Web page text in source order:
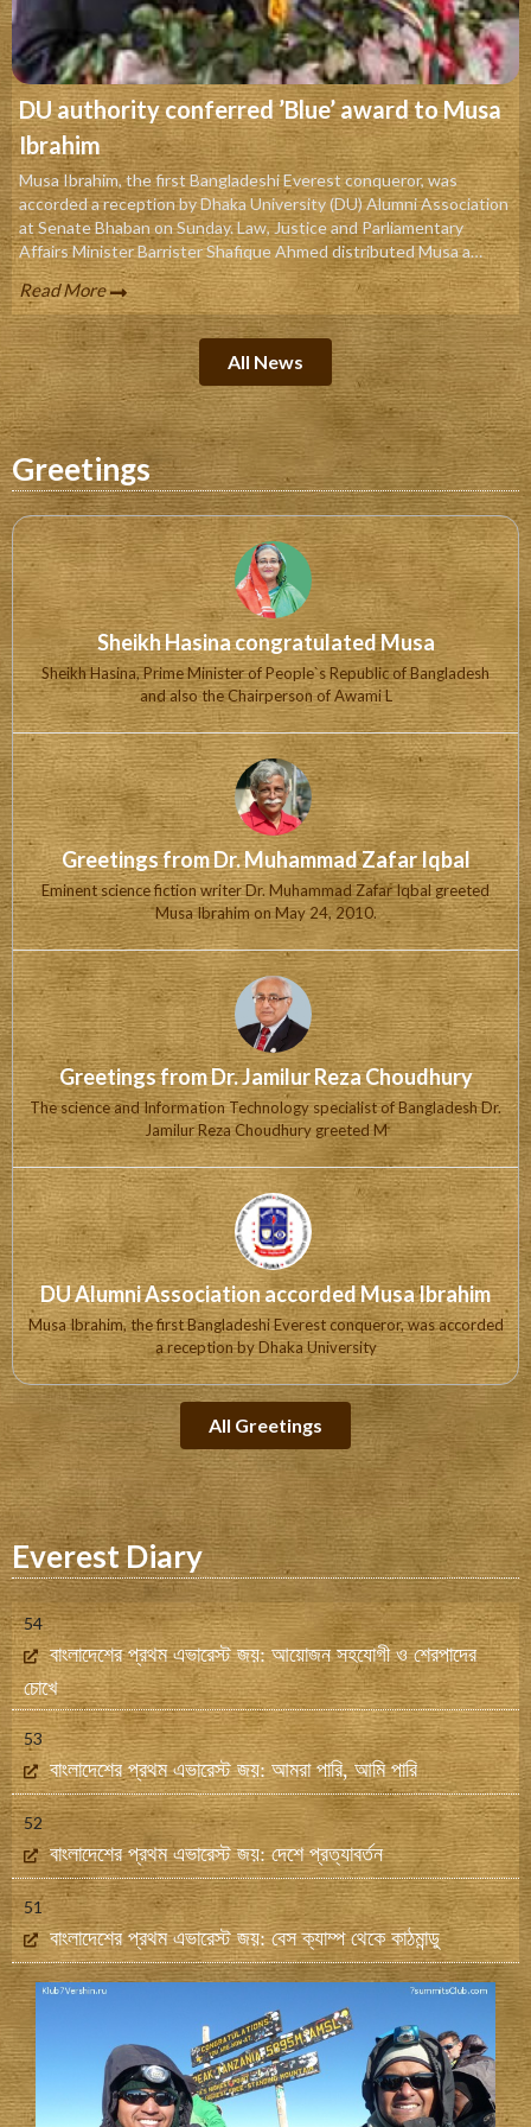
DU authority conferred ’Blue’ award to Musa
Ibrahim
Musa Ibrahim, the first Bangladeshi Everest conqueror, was
accorded a reception by Dhaka University (DU) Alumni Association
at Senate Bhaban on Sunday. Law, Justice and Parliamentary
Affairs Minister Barrister Shafique Ahmed distributed Musa a
crest.
Read More
All News
Greetings
Sheikh Hasina congratulated Musa
Sheikh Hasina, Prime Minister of People`s Republic of Bangladesh
and also the Chairperson of Awami L
Greetings from Dr. Muhammad Zafar Iqbal
Eminent science fiction writer Dr. Muhammad Zafar Iqbal greeted
Musa Ibrahim on May 24, 2010.
Greetings from Dr. Jamilur Reza Choudhury
The science and Information Technology specialist of Bangladesh Dr.
Jamilur Reza Choudhury greeted M
DU Alumni Association accorded Musa Ibrahim
Musa Ibrahim, the first Bangladeshi Everest conqueror, was accorded
a reception by Dhaka University
All Greetings
Everest Diary
54
বাংলাদেশের প্রথম এভারেস্ট জয়: আয়োজন সহযোগী ও শেরপাদের
চোখে
53
বাংলাদেশের প্রথম এভারেস্ট জয়: আমরা পারি, আমি পারি
52
বাংলাদেশের প্রথম এভারেস্ট জয়: দেশে প্রত্যাবর্তন
51
বাংলাদেশের প্রথম এভারেস্ট জয়: বেস ক্যাম্প থেকে কাঠমান্ডু